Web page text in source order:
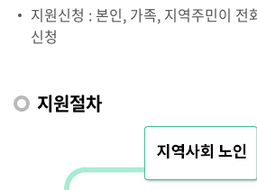
지원신청 : 본인, 가족, 지역주민이 전
신청
지원절차